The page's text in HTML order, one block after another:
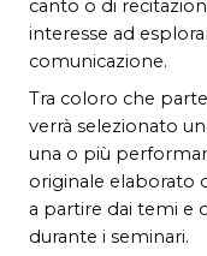
canto o di
interesse ad
comunicazione.
Tra coloro che
verrà selezionato
una o più
originale elaborato
a partire dai temi e
durante i seminari.